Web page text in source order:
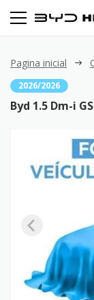
Pagina inicial
2026/2026
Byd 1.5 Dm-i GS